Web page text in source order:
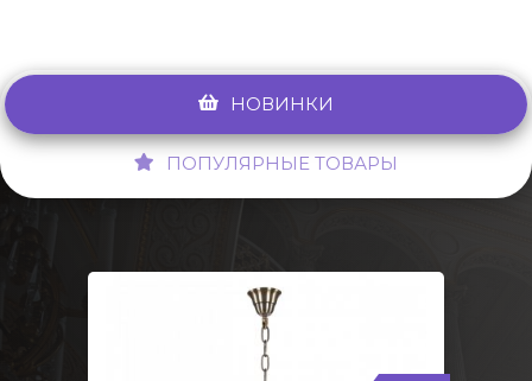
НОВИНКИ
ПОПУЛЯРНЫЕ ТОВАРЫ
117/10+5/240 Pa